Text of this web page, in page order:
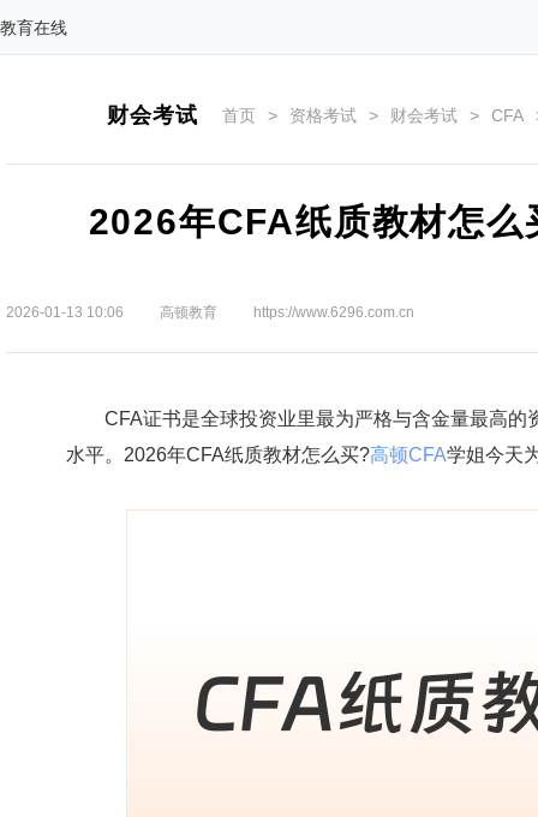
教育在线
财会考试 首页 > 资格考试 > 财会考试 > CFA
2026年CFA纸质教材怎
2026-01-13 10:06 高顿教育 https://www.6296.com.cn
CFA证书是全球投资业里最为严格与含金量最高的
水平。2026年CFA纸质教材怎么买?高顿CFA学姐今天